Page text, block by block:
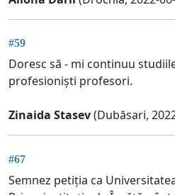
#59
Doresc să - mi continuu
profesioniști profesori.
Zinaida Stasev(Dubăsari,
#67
Semnez petiția ca